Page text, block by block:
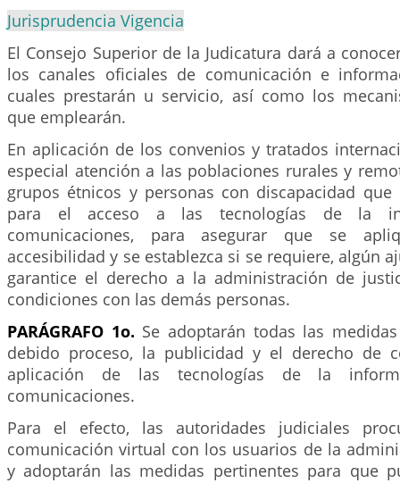
Jurisprudencia Vigencia
El Consejo Superior de la Judicatura dará a
los canales oficiales de comunicación e
cuales prestarán u servicio, así como los
que emplearán.
En aplicación de los convenios y tratados
especial atención a las poblaciones rurales y
grupos étnicos y personas con discapacidad que
para el acceso a las tecnologías de la
comunicaciones, para asegurar que se
accesibilidad y se establezca si se requiere, algún
garantice el derecho a la administración de
condiciones con las demás personas.
PARÁGRAFO 1o. Se adoptarán todas las
debido proceso, la publicidad y el derecho de
aplicación de las tecnologías de la
comunicaciones.
Para el efecto, las autoridades judiciales
comunicación virtual con los usuarios de la
y adoptarán las medidas pertinentes para que